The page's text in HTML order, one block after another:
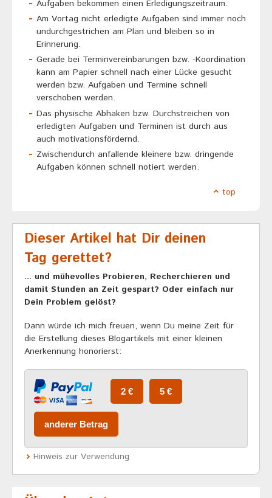
Aufgaben bekommen einen Erledigungszeitraum.
Am Vortag nicht erledigte Aufgaben sind immer noch
undurchgestrichen am Plan und bleiben so in
Erinnerung.
Gerade bei Terminvereinbarungen bzw. -Koordination
kann am Papier schnell nach einer Lücke gesucht
werden bzw. Aufgaben und Termine schnell
verschoben werden.
Das physische Abhaken bzw. Durchstreichen von
erledigten Aufgaben und Terminen ist durch aus
auch motivationsfördernd.
Zwischendurch anfallende kleinere bzw. dringende
Aufgaben können schnell notiert werden.
top
Dieser Artikel hat Dir deinen
Tag gerettet?
... und mühevolles Probieren, Recherchieren und
damit Stunden an Zeit gespart? Oder einfach nur
Dein Problem gelöst?
Dann würde ich mich freuen, wenn Du meine Zeit für
die Erstellung dieses Blogartikels mit einer kleinen
Anerkennung honorierst:
Hinweis zur Verwendung